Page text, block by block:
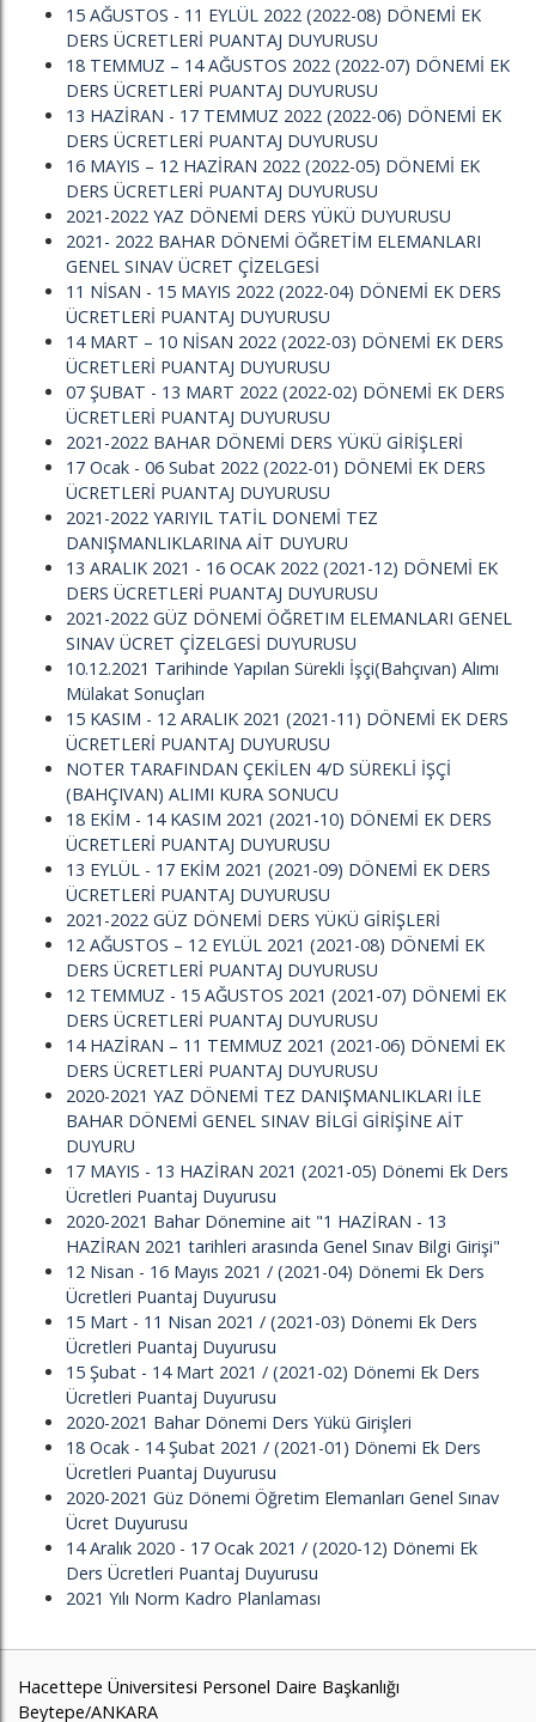
15 AĞUSTOS - 11 EYLÜL 2022 (2022-08) DÖNEMİ EK
DERS ÜCRETLERİ PUANTAJ DUYURUSU
18 TEMMUZ – 14 AĞUSTOS 2022 (2022-07) DÖNEMİ EK
DERS ÜCRETLERİ PUANTAJ DUYURUSU
13 HAZİRAN - 17 TEMMUZ 2022 (2022-06) DÖNEMİ EK
DERS ÜCRETLERİ PUANTAJ DUYURUSU
16 MAYIS – 12 HAZİRAN 2022 (2022-05) DÖNEMİ EK
DERS ÜCRETLERİ PUANTAJ DUYURUSU
2021-2022 YAZ DÖNEMİ DERS YÜKÜ DUYURUSU
2021- 2022 BAHAR DÖNEMİ ÖĞRETİM ELEMANLARI
GENEL SINAV ÜCRET ÇİZELGESİ
11 NİSAN - 15 MAYIS 2022 (2022-04) DÖNEMİ EK DERS
ÜCRETLERİ PUANTAJ DUYURUSU
14 MART – 10 NİSAN 2022 (2022-03) DÖNEMİ EK DERS
ÜCRETLERİ PUANTAJ DUYURUSU
07 ŞUBAT - 13 MART 2022 (2022-02) DÖNEMİ EK DERS
ÜCRETLERİ PUANTAJ DUYURUSU
2021-2022 BAHAR DÖNEMİ DERS YÜKÜ GİRİŞLERİ
17 Ocak - 06 Subat 2022 (2022-01) DÖNEMİ EK DERS
ÜCRETLERİ PUANTAJ DUYURUSU
2021-2022 YARIYIL TATİL DONEMİ TEZ
DANIŞMANLIKLARINA AİT DUYURU
13 ARALIK 2021 - 16 OCAK 2022 (2021-12) DÖNEMİ EK
DERS ÜCRETLERİ PUANTAJ DUYURUSU
2021-2022 GÜZ DÖNEMİ ÖĞRETIM ELEMANLARI GENEL
SINAV ÜCRET ÇİZELGESİ DUYURUSU
10.12.2021 Tarihinde Yapılan Sürekli İşçi(Bahçıvan) Alımı
Mülakat Sonuçları
15 KASIM - 12 ARALIK 2021 (2021-11) DÖNEMİ EK DERS
ÜCRETLERİ PUANTAJ DUYURUSU
NOTER TARAFINDAN ÇEKİLEN 4/D SÜREKLİ İŞÇİ
(BAHÇIVAN) ALIMI KURA SONUCU
18 EKİM - 14 KASIM 2021 (2021-10) DÖNEMİ EK DERS
ÜCRETLERİ PUANTAJ DUYURUSU
13 EYLÜL - 17 EKİM 2021 (2021-09) DÖNEMİ EK DERS
ÜCRETLERİ PUANTAJ DUYURUSU
2021-2022 GÜZ DÖNEMİ DERS YÜKÜ GİRİŞLERİ
12 AĞUSTOS – 12 EYLÜL 2021 (2021-08) DÖNEMİ EK
DERS ÜCRETLERİ PUANTAJ DUYURUSU
12 TEMMUZ - 15 AĞUSTOS 2021 (2021-07) DÖNEMİ EK
DERS ÜCRETLERİ PUANTAJ DUYURUSU
14 HAZİRAN – 11 TEMMUZ 2021 (2021-06) DÖNEMİ EK
DERS ÜCRETLERİ PUANTAJ DUYURUSU
2020-2021 YAZ DÖNEMİ TEZ DANIŞMANLIKLARI İLE
BAHAR DÖNEMİ GENEL SINAV BİLGİ GİRİŞİNE AİT
DUYURU
17 MAYIS - 13 HAZİRAN 2021 (2021-05) Dönemi Ek Ders
Ücretleri Puantaj Duyurusu
2020-2021 Bahar Dönemine ait "1 HAZİRAN - 13
HAZİRAN 2021 tarihleri arasında Genel Sınav Bilgi Girişi"
12 Nisan - 16 Mayıs 2021 / (2021-04) Dönemi Ek Ders
Ücretleri Puantaj Duyurusu
15 Mart - 11 Nisan 2021 / (2021-03) Dönemi Ek Ders
Ücretleri Puantaj Duyurusu
15 Şubat - 14 Mart 2021 / (2021-02) Dönemi Ek Ders
Ücretleri Puantaj Duyurusu
2020-2021 Bahar Dönemi Ders Yükü Girişleri
18 Ocak - 14 Şubat 2021 / (2021-01) Dönemi Ek Ders
Ücretleri Puantaj Duyurusu
2020-2021 Güz Dönemi Öğretim Elemanları Genel Sınav
Ücret Duyurusu
14 Aralık 2020 - 17 Ocak 2021 / (2020-12) Dönemi Ek
Ders Ücretleri Puantaj Duyurusu
2021 Yılı Norm Kadro Planlaması
Hacettepe Üniversitesi Personel Daire Başkanlığı
Beytepe/ANKARA